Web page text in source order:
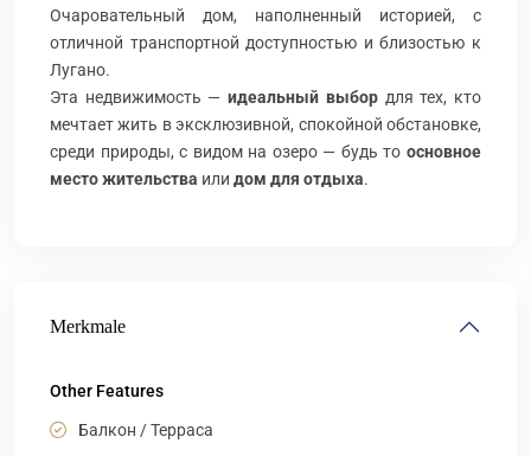
Очаровательный дом, наполненный историей, с
отличной транспортной доступностью и близостью к
Лугано.
Эта недвижимость —идеальный выбордля тех, кто
мечтает жить в эксклюзивной, спокойной обстановке,
среди природы, с видом на озеро — будь то основное
место жительства или дом для отдыха.
Merkmale
Other Features
Балкон / Терраса